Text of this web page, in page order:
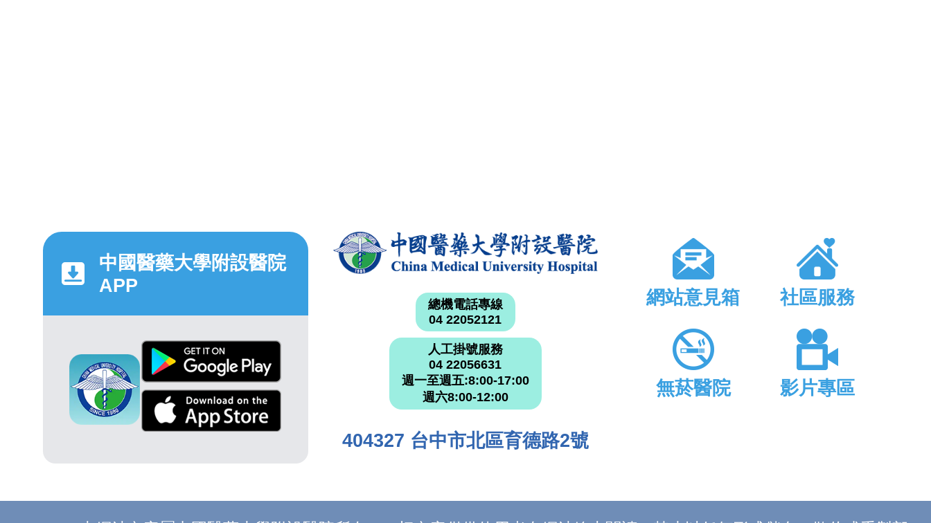
中國醫藥大學附設醫院
APP
總機電話專線
04 22052121
人工掛號服務
04 22056631
週一至週五:8:00-17:00
週六8:00-12:00
404327 台中市北區育德路2號
網站意見箱 社區服務
無菸醫院 影片專區